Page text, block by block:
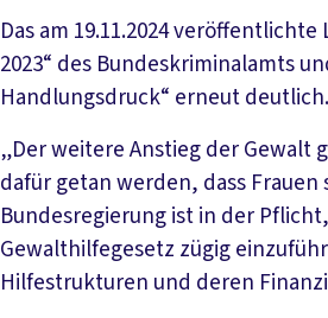
Das am 19.11.2024
2023“ des Bundeskriminalamts
Handlungsdruck“ erneut deutlich.
„Der weitere Anstieg der Gewalt
dafür getan werden, dass
Bundesregierung ist in der
Gewalthilfegesetz zügig
Hilfestrukturen und deren